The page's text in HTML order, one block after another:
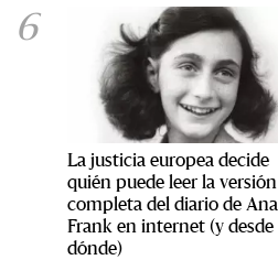
6
La justicia europea decide
quién puede leer la versión
completa del diario de Ana
Frank en internet (y desde
dónde)